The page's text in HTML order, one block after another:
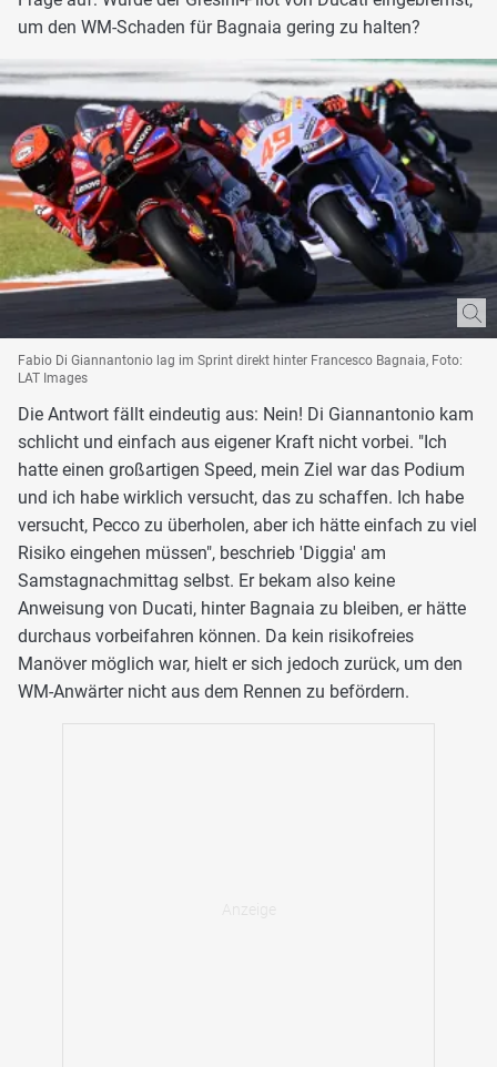
um den WM-Schaden für Bagnaia gering zu halten?
Fabio Di Giannantonio lag im Sprint direkt hinter Francesco Bagnaia, Foto:
LAT Images
Die Antwort fällt eindeutig aus: Nein! Di Giannantonio kam
schlicht und einfach aus eigener Kraft nicht vorbei. "Ich
hatte einen großartigen Speed, mein Ziel war das Podium
und ich habe wirklich versucht, das zu schaffen. Ich habe
versucht, Pecco zu überholen, aber ich hätte einfach zu viel
Risiko eingehen müssen", beschrieb 'Diggia' am
Samstagnachmittag selbst. Er bekam also keine
Anweisung von Ducati, hinter Bagnaia zu bleiben, er hätte
durchaus vorbeifahren können. Da kein risikofreies
Manöver möglich war, hielt er sich jedoch zurück, um den
WM-Anwärter nicht aus dem Rennen zu befördern.